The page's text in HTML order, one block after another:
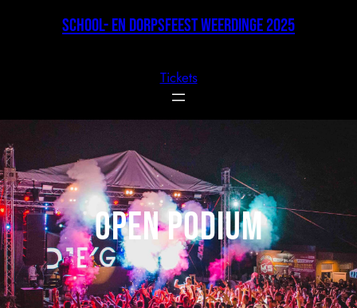
School- en Dorpsfeest Weerdinge 2025
Tickets
Open podium